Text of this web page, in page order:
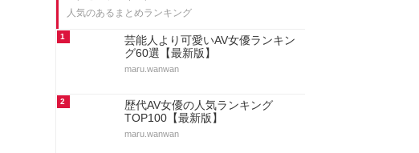
人気のあるまとめランキング
1
芸能人より可愛いAV女優ランキン
グ60選【最新版】
maru.wanwan
2
歴代AV女優の人気ランキング
TOP100【最新版】
maru.wanwan